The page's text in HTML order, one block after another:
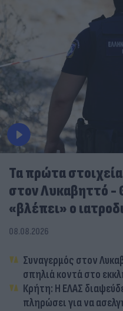
Τα πρώτα
στον Λυκαβηττό
«βλέπει» ο
08.08.2026
Συναγερμός στον
σπηλιά κοντά στο
Κρήτη: Η ΕΛΑΣ
πληρώσει για να